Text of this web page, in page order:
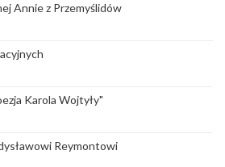
Annie z Przemyślidów
Karola Wojtyły"
Reymontowi